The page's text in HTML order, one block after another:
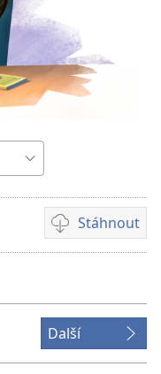
Stáhnout
Formáty
videonahrávek
Další